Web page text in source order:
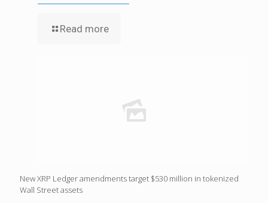
Read more
New XRP Ledger amendments target $530 million in tokenized
Wall Street assets